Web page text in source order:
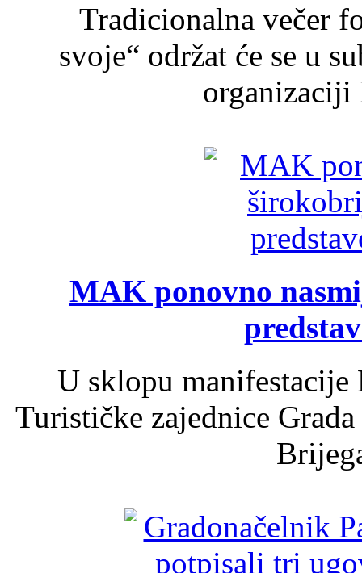
Tradicionalna večer
svoje“ održat će se u
organizaciji
MAK ponovno
U sklopu
Turističke zajednice